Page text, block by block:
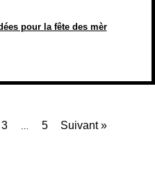
pour la fête des mèr
3 … 5 Suivant »